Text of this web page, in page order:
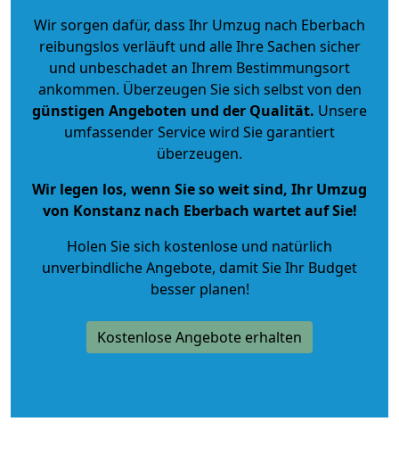
Wir sorgen dafür, dass Ihr Umzug nach Eberbach
reibungslos verläuft und alle Ihre Sachen sicher
und unbeschadet an Ihrem Bestimmungsort
ankommen. Überzeugen Sie sich selbst von den
günstigen Angeboten und der Qualität. Unsere
umfassender Service wird Sie garantiert
überzeugen.
Wir legen los, wenn Sie so weit sind, Ihr Umzug
von Konstanz nach Eberbach wartet auf Sie!
Holen Sie sich kostenlose und natürlich
unverbindliche Angebote, damit Sie Ihr Budget
besser planen!
Kostenlose Angebote erhalten